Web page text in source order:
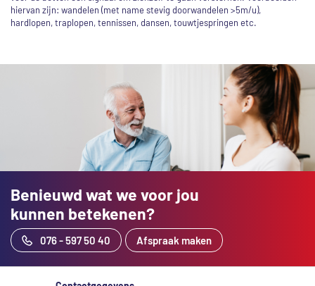
hiervan zijn: wandelen (met name stevig doorwandelen >5m/u),
hardlopen, traplopen, tennissen, dansen, touwtjespringen etc.
Benieuwd wat we voor jou
kunnen betekenen?
076 - 597 50 40 Afspraak maken